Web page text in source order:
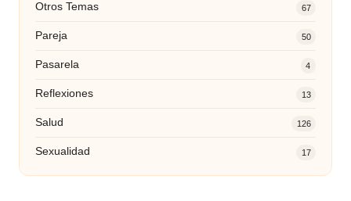
Otros Temas 67
Pareja 50
Pasarela 4
Reflexiones 13
Salud 126
Sexualidad 17